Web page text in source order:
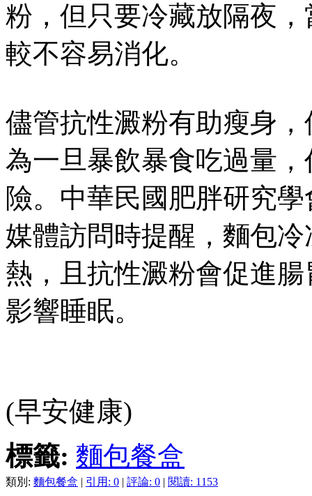
粉，但只要冷藏放隔夜
較不容易消化。
儘管抗性澱粉有助瘦身
為一旦暴飲暴食吃過量
險。中華民國肥胖研究
媒體訪問時提醒，麵包
熱，且抗性澱粉會促進
影響睡眠。
(早安健康)
標籤: 麵包餐盒
類別: 麵包餐盒 | 引用: 0 | 評論: 0 | 閱讀: 1153